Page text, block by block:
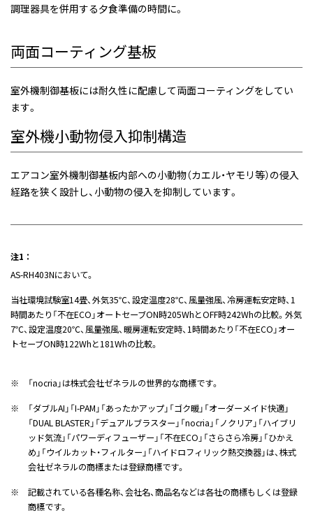
調理器具を併用する夕食準備の時間に。
両面コーティング基板
室外機制御基板には耐久性に配慮して両面コーティングをしてい
ます。
室外機小動物侵入抑制構造
エアコン室外機制御基板内部への小動物（カエル・ヤモリ等）の侵入
経路を狭く設計し、小動物の侵入を抑制しています。
注1 ：
AS-RH403Nにおいて。
当社環境試験室14畳、外気35℃、設定温度28℃、風量強風、冷房運転安定時、1
時間あたり「不在ECO」オートセーブON時205WhとOFF時242Whの比較。外気
7℃、設定温度20℃、風量強風、暖房運転安定時、1時間あたり「不在ECO」オー
トセーブON時122Whと181Whの比較。
※
「nocria」は株式会社ゼネラルの世界的な商標です。
※
「ダブルAI」「I-PAM」「あったかアップ」「ゴク暖」「オーダーメイド快適」
「DUAL BLASTER」「デュアルブラスター」「nocria」「ノクリア」「ハイブリ
ッド気流」「パワーディフューザー」「不在ECO」「さらさら冷房」「ひかえ
め」「ウイルカット・フィルター」「ハイドロフィリック熱交換器」は、株式
会社ゼネラルの商標または登録商標です。
※
記載されている各種名称、会社名、商品名などは各社の商標もしくは登録
商標です。